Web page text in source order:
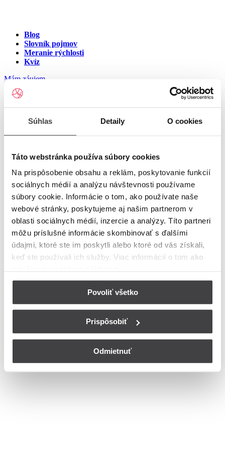
Súhlas Detaily O cookies
Táto webstránka používa súbory cookies
Na prispôsobenie obsahu a reklám, poskytovanie funkcií
sociálnych médií a analýzu návštevnosti používame
súbory cookie. Informácie o tom, ako používate naše
webové stránky, poskytujeme aj našim partnerom v
oblasti sociálnych médií, inzercie a analýzy. Títo partneri
môžu príslušné informácie skombinovať s ďalšími
údajmi, ktoré ste im poskytli alebo ktoré od vás získali,
keď ste používali ich služby. Viac informácií o tom ako
Povoliť všetko
Prispôsobiť
Odmietnuť
Blog
Slovník pojmov
Meranie rýchlosti
Kvíz
Mám záujem
Internet v meste Nižná
Kamenica
Zadajte ulicu a číslo pre zobrazenie ponuky internetu v meste
Zadajte ulicu a číslopre zobrazenie ponuky internetu v lokalite
Nižná Kamenica
Zoznam ulíc v meste Nižná Kamenica
Ulica
Bohužiaľ, nedisponujeme zoznamom dostupných ulíc v danom
meste
© Copyright 2026 Nastavenia cookies